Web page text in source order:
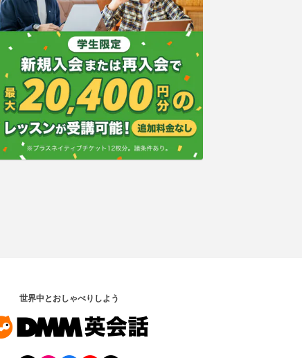
世界中とおしゃべりしよう